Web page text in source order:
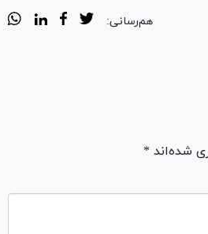
هم‌رسانی:
شده‌اند *